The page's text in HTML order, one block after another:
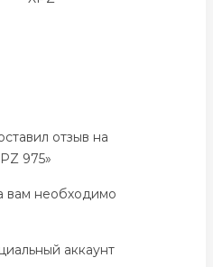
отзыв на
975»
вам необходимо
аккаунт